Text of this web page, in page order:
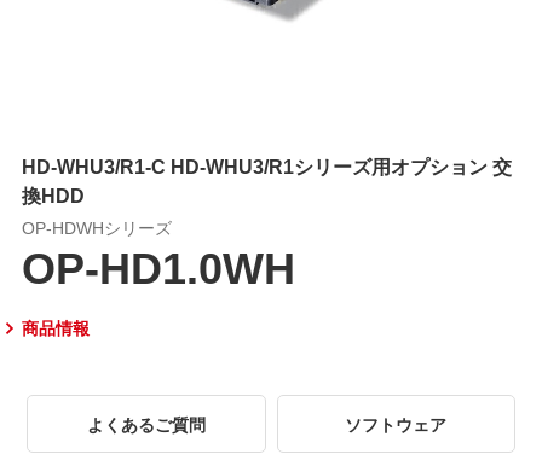
HD-WHU3/R1-C HD-WHU3/R1シリーズ用オプション 交
換HDD
OP-HDWHシリーズ
OP-HD1.0WH
商品情報
よくあるご質問 ソフトウェア